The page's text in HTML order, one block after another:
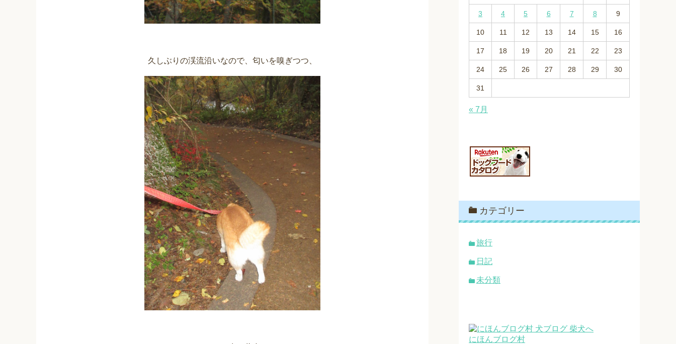
久しぶりの渓流沿いなので、匂いを嗅ぎつつ、
3 4 5 6 7 8 9
10 11 12 13 14 15 16
17 18 19 20 21 22 23
24 25 26 27 28 29 30
31
« 7月
カテゴリー
旅行
日記
未分類
にほんブログ村